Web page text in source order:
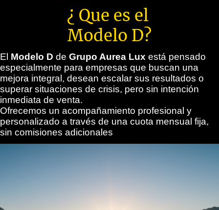
¿ Que es el
Modelo D?
El Modelo D de Grupo Aurea Lux está pensado
especialmente para empresas que buscan una
mejora integral, desean escalar sus resultados o
superar situaciones de crisis, pero sin intención
inmediata de venta.
Ofrecemos un acompañamiento profesional y
personalizado a través de una cuota mensual fija,
sin comisiones adicionales